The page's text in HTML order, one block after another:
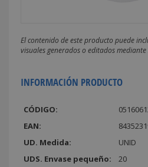
El contenido de este producto puede
visuales generados o editados
INFORMACIÓN PRODUCTO
CÓDIGO:
EAN:
UD. Medida:
UNID
UDS. Envase pequeño:
20